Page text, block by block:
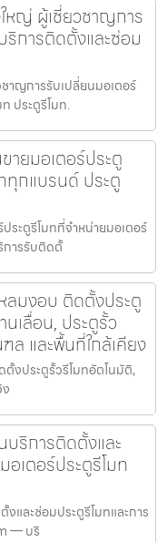
หญ่ ผู้เชี่ยวชาญการ
ริการติดตั้งและซ่อม
าญการรับเปลี่ยนมอเตอร์
ประตูรีโมท.
ายมอเตอร์ประตู
ทุกแบรนด์ ประตู
ระตูรีโมทที่จำหน่ายมอเตอร์
การรับติดตั้
ลมงอบ ติดตั้งประตู
เลื่อน, ประตูรั้ว
และพื้นที่ใกล้เคียง
งประตูรั้วรีโมทอัตโนมัติ,
บริการติดตั้งและ
เตอร์ประตูรีโมท
และซ่อมประตูรีโมทและการ
— บริ